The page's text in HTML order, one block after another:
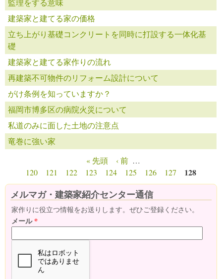
建築家と建てる家の価格
立ち上がり基礎コンクリートを同時に打設する一体化基
礎
建築家と建てる家作りの流れ
再建築不可物件のリフォーム設計について
がけ条例を知っていますか？
福岡市博多区の病院火災について
私道のみに面した土地の注意点
竜巻に強い家
ページ « 先頭 ‹ 前 …
120
121 122 123 124 125 126 127 128
メルマガ・建築家紹介センター通信
家作りに役立つ情報をお送りします。ぜひご登録ください。
メール*